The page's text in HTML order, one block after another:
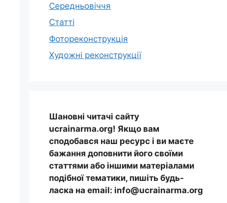
Середньовіччя
Статті
Фотореконструкція
Художні реконструкції
Шановні читачі сайту
ucrainarma.org! Якщо вам
сподобався наш ресурс і ви маєте
бажання доповнити його своїми
статтями або іншими матеріалами
подібної тематики, пишіть будь-
ласка на email: info@ucrainarma.org